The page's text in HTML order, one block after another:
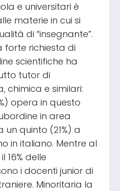
e universitari è
materie in cui si
di “insegnante”.
forte richiesta di
scientifiche ha
tutor di
chimica e similari:
opera in questo
in area
un quinto (21%) a
in italiano. Mentre al
16% delle
i docenti junior di
Minoritaria la